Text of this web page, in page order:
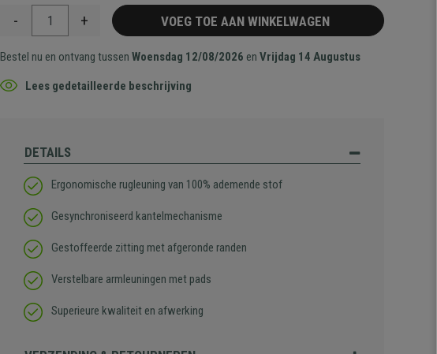
- + VOEG TOE AAN WINKELWAGEN
Bestel nu en ontvang tussenWoensdag 12/08/2026 enVrijdag 14 Augustus
Lees gedetailleerde beschrijving
DETAILS
Ergonomische rugleuning van 100% ademende stof
Gesynchroniseerd kantelmechanisme
Gestoffeerde zitting met afgeronde randen
Verstelbare armleuningen met pads
Superieure kwaliteit en afwerking